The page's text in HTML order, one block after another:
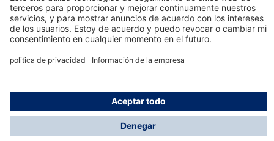
Ayuda
Información
© Dräger Hispania S.A.U., 2024
*Todos los precios no incluyen IVA y posibles gastos